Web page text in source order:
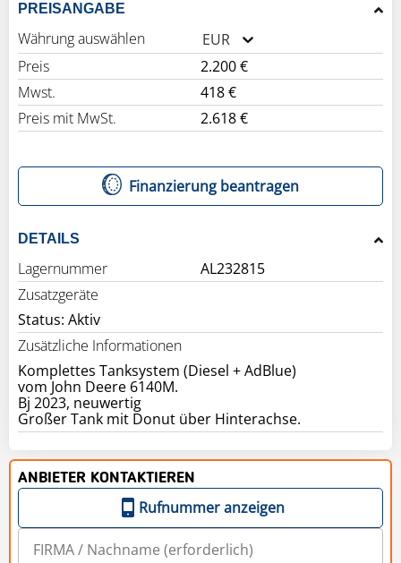
PREISANGABE
Währung auswählen
EUR
Preis
2.200 €
Mwst.
418 €
Preis mit MwSt.
2.618 €
Finanzierung beantragen
DETAILS
Lagernummer
AL232815
Zusatzgeräte
Status: Aktiv
Zusätzliche Informationen
Komplettes Tanksystem (Diesel + AdBlue)
vom John Deere 6140M.
Bj 2023, neuwertig
ANBIETER KONTAKTIEREN
Rufnummer anzeigen